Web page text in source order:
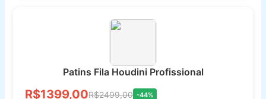
Patins Fila Houdini Profissional
R$1399,00R$2499,00 -44%